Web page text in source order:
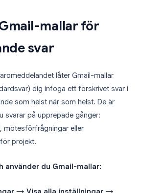
mallar för
svar
låter Gmail-mallar
dig infoga ett förskrivet svar i
som helst när som helst. De är
svarar på upprepade gånger:
mötesförfrågningar eller
projekt.
använder du Gmail-mallar: